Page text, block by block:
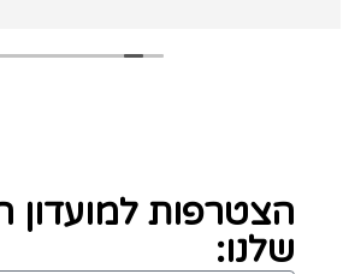
הצטרפות למועדון
שלנו: